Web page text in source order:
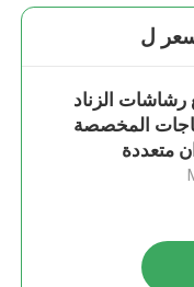
ل
الزناد
المخصصة